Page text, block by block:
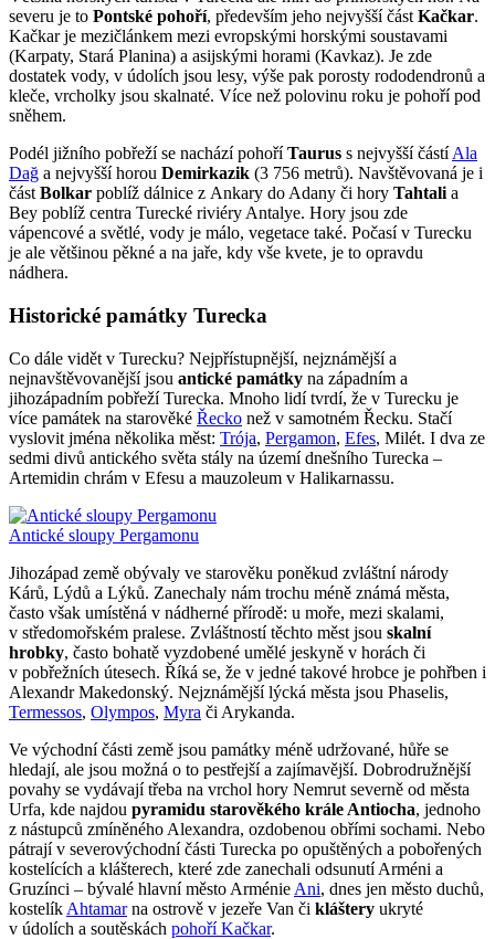
severu je to Pontské pohoří, především jeho nejvyšší část Kačkar.
Kačkar je mezičlánkem mezi evropskými horskými soustavami
(Karpaty, Stará Planina) a asijskými horami (Kavkaz). Je zde
dostatek vody, v údolích jsou lesy, výše pak porosty rododendronů a
kleče, vrcholky jsou skalnaté. Více než polovinu roku je pohoří pod
sněhem.
Podél jižního pobřeží se nachází pohoříTaurus s nejvyšší částíAla
Dağ a nejvyšší horou Demirkazik (3 756 metrů). Navštěvovaná je i
část Bolkar poblíž dálnice z Ankary do Adany či hory Tahtali a
Bey poblíž centra Turecké riviéry Antalye. Hory jsou zde
vápencové a světlé, vody je málo, vegetace také. Počasí v Turecku
je ale většinou pěkné a na jaře, kdy vše kvete, je to opravdu
nádhera.
Historické památky Turecka
Co dále vidět v Turecku? Nejpřístupnější, nejznámější a
nejnavštěvovanější jsou antické památky na západním a
jihozápadním pobřeží Turecka. Mnoho lidí tvrdí, že v Turecku je
více památek na starověké Řecko než v samotném Řecku. Stačí
vyslovit jména několika měst: Trója, Pergamon, Efes, Milét. I dva ze
sedmi divů antického světa stály na území dnešního Turecka –
Artemidin chrám v Efesu a mauzoleum v Halikarnassu.
Antické sloupy Pergamonu
Jihozápad země obývaly ve starověku poněkud zvláštní národy
Kárů, Lýdů a Lýků. Zanechaly nám trochu méně známá města,
často však umístěná v nádherné přírodě: u moře, mezi skalami,
v středomořském pralese. Zvláštností těchto měst jsou skalní
hrobky, často bohatě vyzdobené umělé jeskyně v horách či
v pobřežních útesech. Říká se, že v jedné takové hrobce je pohřben i
Alexandr Makedonský. Nejznámější lýcká města jsou Phaselis,
Termessos, Olympos, Myra či Arykanda.
Ve východní části země jsou památky méně udržované, hůře se
hledají, ale jsou možná o to pestřejší a zajímavější. Dobrodružnější
povahy se vydávají třeba na vrchol hory Nemrut severně od města
Urfa, kde najdou pyramidu starověkého krále Antiocha, jednoho
z nástupců zmíněného Alexandra, ozdobenou obřími sochami. Nebo
pátrají v severovýchodní části Turecka po opuštěných a pobořených
kostelících a klášterech, které zde zanechali odsunutí Arméni a
Gruzínci – bývalé hlavní město Arménie Ani, dnes jen město duchů,
kostelík Ahtamarna ostrově v jezeře Van či kláštery ukryté
v údolích a soutěskách pohoří Kačkar.